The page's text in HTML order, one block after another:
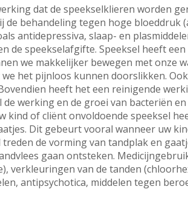
dat de speekselklieren worden
de behandeling tegen hoge
antidepressiva, slaap- en
de speekselafgifte. Speeksel heeft
we makkelijker bewegen met onze
het pijnloos kunnen doorslikken.
heeft het een reinigende
werking en de groei van bacteriën
kind of cliënt onvoldoende speeksel
Dit gebeurt vooral wanneer uw
de vorming van tandplak en
gaan ontsteken.
verkleuringen van de tanden
antipsychotica, middelen tegen